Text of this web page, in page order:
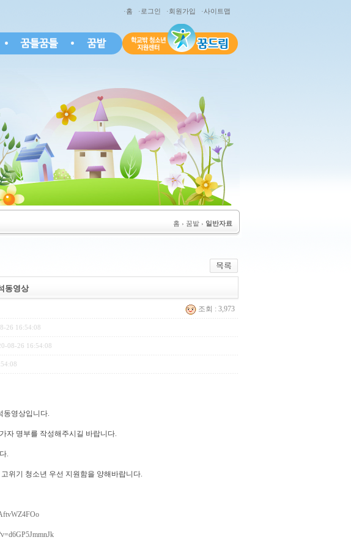
·홈 ·로그인 ·회원가입 ·사이트맵
홈 › 꿈밭 › 일반자료
동영상
조회 : 3,973
26 16:54:08
08-26 16:54:08
동영상입니다.
자 명부를 작성해주시길 바랍니다.
.
위기 청소년 우선 지원함을 양해바랍니다.